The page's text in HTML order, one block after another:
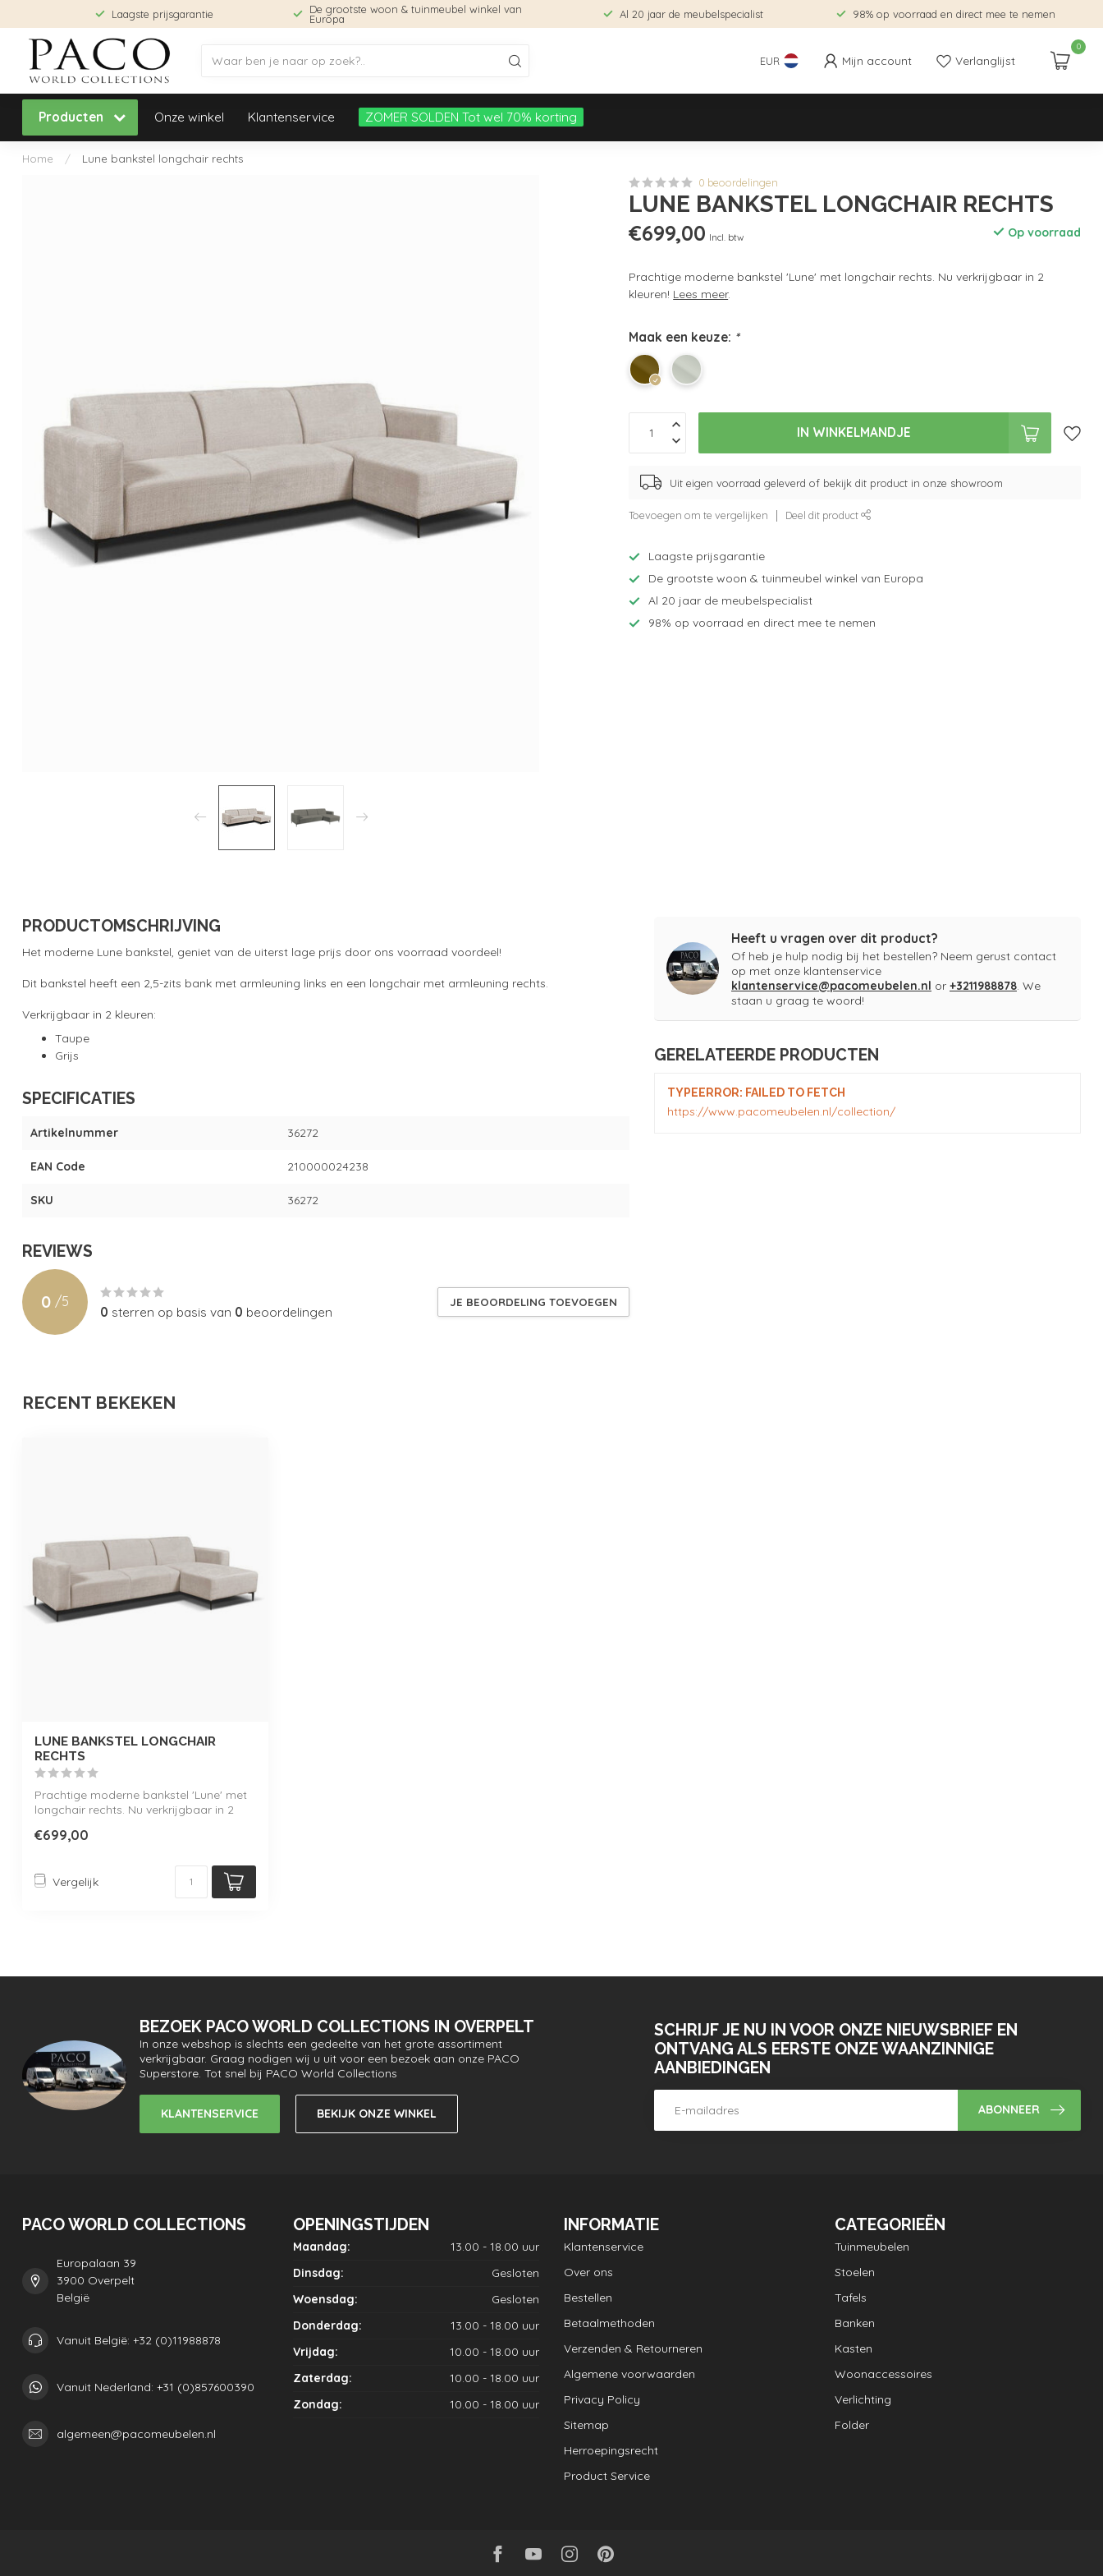
Laagste prijsgarantie De grootste woon & tuinmeubel winkel van
Europa Al 20 jaar de meubelspecialist 98% op voorraad en direct mee te nemen
EUR Mijn account Verlanglijst
0
Producten Onze winkel Klantenservice ZOMER SOLDEN Tot wel 70% korting
Home /
Lune bankstel longchair rechts
0 beoordelingen
LUNE BANKSTEL LONGCHAIR RECHTS
€699,00 Incl. btw Op voorraad
Prachtige moderne bankstel 'Lune' met longchair rechts. Nu verkrijgbaar in 2
kleuren! Lees meer.
Maak een keuze: *
IN WINKELMANDJE
Uit eigen voorraad geleverd of bekijk dit product in onze showroom
Toevoegen om te vergelijken Deel dit product
Laagste prijsgarantie
De grootste woon & tuinmeubel winkel van Europa
Al 20 jaar de meubelspecialist
98% op voorraad en direct mee te nemen
PRODUCTOMSCHRIJVING
Het moderne Lune bankstel, geniet van de uiterst lage prijs door ons voorraad voordeel!
Dit bankstel heeft een 2,5-zits bank met armleuning links en een longchair met armleuning rechts.
Verkrijgbaar in 2 kleuren:
Taupe
Grijs
SPECIFICATIES
Artikelnummer 36272
EAN Code 210000024238
SKU 36272
REVIEWS
0 /5
0 sterren op basis van 0 beoordelingen
JE BEOORDELING TOEVOEGEN
Heeft u vragen over dit product?
Of heb je hulp nodig bij het bestellen? Neem gerust contact
op met onze klantenservice
klantenservice@pacomeubelen.nl or +3211988878. We
staan u graag te woord!
GERELATEERDE PRODUCTEN
TYPEERROR: FAILED TO FETCH
https://www.pacomeubelen.nl/collection/
RECENT BEKEKEN
LUNE BANKSTEL LONGCHAIR
RECHTS
Prachtige moderne bankstel 'Lune' met
longchair rechts. Nu verkrijgbaar in 2
€699,00
Vergelijk
BEZOEK PACO WORLD COLLECTIONS IN OVERPELT
In onze webshop is slechts een gedeelte van het grote assortiment
verkrijgbaar. Graag nodigen wij u uit voor een bezoek aan onze PACO
Superstore. Tot snel bij PACO World Collections
KLANTENSERVICE BEKIJK ONZE WINKEL
SCHRIJF JE NU IN VOOR ONZE NIEUWSBRIEF EN
ONTVANG ALS EERSTE ONZE WAANZINNIGE
AANBIEDINGEN
ABONNEER
PACO WORLD COLLECTIONS
Europalaan 39
3900 Overpelt
België
Vanuit België: +32 (0)11988878
Vanuit Nederland: +31 (0)857600390
algemeen@pacomeubelen.nl
OPENINGSTIJDEN
Maandag:
13.00 - 18.00 uur
Dinsdag:
Gesloten
Woensdag:
Gesloten
Donderdag:
13.00 - 18.00 uur
Vrijdag:
10.00 - 18.00 uur
Zaterdag:
10.00 - 18.00 uur
Zondag:
10.00 - 18.00 uur
INFORMATIE
Klantenservice
Over ons
Bestellen
Betaalmethoden
Verzenden & Retourneren
Algemene voorwaarden
Privacy Policy
Sitemap
Herroepingsrecht
Product Service
CATEGORIEËN
Tuinmeubelen
Stoelen
Tafels
Banken
Kasten
Woonaccessoires
Verlichting
Folder